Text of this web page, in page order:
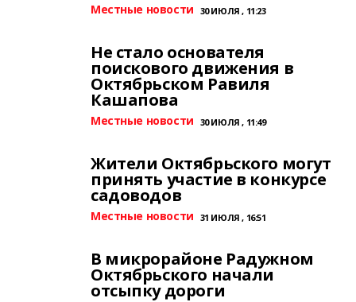
Местные новости 30 ИЮЛЯ , 11:23
Не стало основателя
поискового движения в
Октябрьском Равиля
Кашапова
Местные новости 30 ИЮЛЯ , 11:49
Жители Октябрьского могут
принять участие в конкурсе
садоводов
Местные новости 31 ИЮЛЯ , 16:51
В микрорайоне Радужном
Октябрьского начали
отсыпку дороги